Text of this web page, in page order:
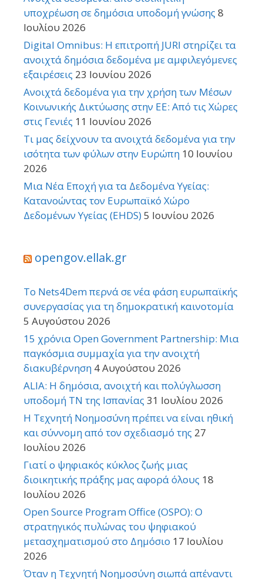
υποχρέωση σε δημόσια υποδομή γνώσης 8
Ιουλίου 2026
Digital Omnibus: Η επιτροπή JURI στηρίζει τα
ανοιχτά δημόσια δεδομένα με αμφιλεγόμενες
εξαιρέσεις 23 Ιουνίου 2026
Ανοιχτά δεδομένα για την χρήση των Μέσων
Κοινωνικής Δικτύωσης στην ΕΕ: Από τις Χώρες
στις Γενιές 11 Ιουνίου 2026
Τι μας δείχνουν τα ανοιχτά δεδομένα για την
ισότητα των φύλων στην Ευρώπη 10 Ιουνίου
2026
Μια Νέα Εποχή για τα Δεδομένα Υγείας:
Κατανοώντας τον Ευρωπαϊκό Χώρο
Δεδομένων Υγείας (EHDS)5 Ιουνίου 2026
opengov.ellak.gr
Το Nets4Dem περνά σε νέα φάση ευρωπαϊκής
συνεργασίας για τη δημοκρατική καινοτομία
5 Αυγούστου 2026
15 χρόνια Open Government Partnership: Μια
παγκόσμια συμμαχία για την ανοιχτή
διακυβέρνηση 4 Αυγούστου 2026
ALIA: Η δημόσια, ανοιχτή και πολύγλωσση
υποδομή ΤΝ της Ισπανίας 31 Ιουλίου 2026
Η Τεχνητή Νοημοσύνη πρέπει να είναι ηθική
και σύννομη από τον σχεδιασμό της 27
Ιουλίου 2026
Γιατί ο ψηφιακός κύκλος ζωής μιας
διοικητικής πράξης μας αφορά όλους 18
Ιουλίου 2026
Open Source Program Office (OSPO): Ο
στρατηγικός πυλώνας του ψηφιακού
μετασχηματισμού στο Δημόσιο 17 Ιουλίου
2026
Όταν η Τεχνητή Νοημοσύνη σιωπά απέναντι